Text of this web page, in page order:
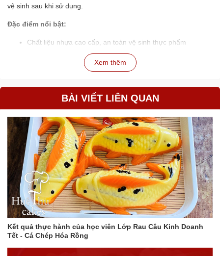
vệ sinh sau khi sử dụng.
Đặc điểm nổi bật:
Chất liệu nhựa cao cấp, an toàn vệ sinh thực phẩm
Thiết kế nhỏ gọn, tiện lợi
Độ bền cao, chịu va đập tốt
Dùng 1 lần, tiết kiệm thời gian
Thìa muỗng sữa chua 500g - Tiện lợi cho mọi bữa ăn!
#thìa_muỗng #sữa_chua #chè #bánh_flan #kem #rau_câu
#xôi #dùng_1_lần #tiện_lợi #an_toàn
Xem thêm
BÀI VIẾT LIÊN QUAN
Kết quả thực hành của học viên Lớp Rau Câu Kinh Doanh
Tết - Cá Chép Hóa Rồng